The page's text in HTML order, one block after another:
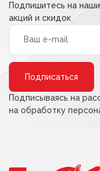
Подпишитесь на
акций и скидок
Подписываясь на
на обработку